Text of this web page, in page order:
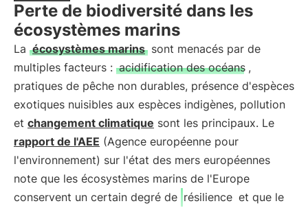
Perte de biodiversité dans les
écosystèmes marins
La écosystèmes marins sont menacés par de
multiples facteurs : acidification des océans ,
pratiques de pêche non durables, présence d'espèces
exotiques nuisibles aux espèces indigènes, pollution
et changement climatique sont les principaux. Le
rapport de l'AEE (Agence européenne pour
l'environnement) sur l'état des mers européennes
note que les écosystèmes marins de l'Europe
conservent un certain degré de résilience et que le